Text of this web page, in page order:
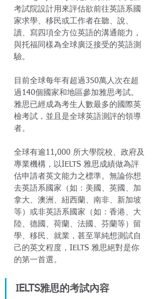
考試院設計用來評估欲前往英語系國
家求學、移民或工作者在聽、說、
讀、寫四項全方位英語的溝通能力，
與托福同樣為全球廣泛接受的英語測
驗。
目前全球每年有超過350萬人次在超
過140個國家和地區參加雅思考試。
雅思已經成為考生人數最多的國際英
檢考試，並且是全球英語測評的領導
者。
全球有逾11,000 所大學院校、政府及
專業機構，以IELTS 雅思成績做為評
估申請者英文能力之標準。無論你想
去英語系國家（如：美國、英國、加
拿大、澳洲、紐西蘭、南非、新加坡
等）或非英語系國家（如：香港、大
陸、德國、荷蘭、法國、芬蘭等）留
學、移民、就業，甚至單純想測試自
己的英文程度，IELTS 雅思絕對是你
的第一首選。
IELTS雅思的考試內容